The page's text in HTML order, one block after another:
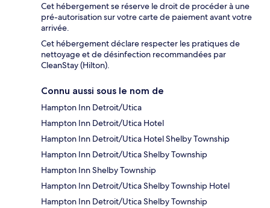
Cet hébergement se réserve le droit de procéder à une
pré-autorisation sur votre carte de paiement avant votre
arrivée.
Cet hébergement déclare respecter les pratiques de
nettoyage et de désinfection recommandées par
CleanStay (Hilton).
Connu aussi sous le nom de
Hampton Inn Detroit/Utica
Hampton Inn Detroit/Utica Hotel
Hampton Inn Detroit/Utica Hotel Shelby Township
Hampton Inn Detroit/Utica Shelby Township
Hampton Inn Shelby Township
Hampton Inn Detroit/Utica Shelby Township Hotel
Hampton Inn Detroit/Utica Shelby Township